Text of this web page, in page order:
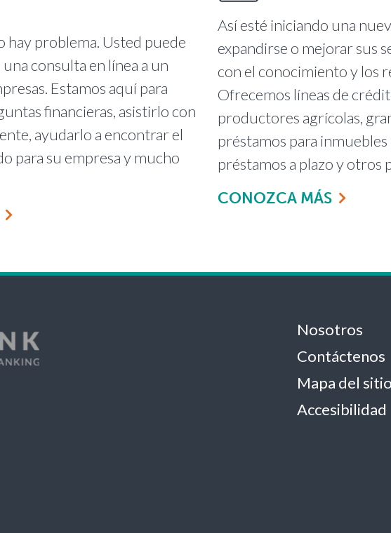
hay problema. Usted puede
consulta en línea a un
Estamos aquí para
financieras, asistirlo con
ayudarlo a encontrar el
para su empresa y mucho
Así esté iniciando una
expandirse o mejorar sus
con el conocimiento y los
Ofrecemos líneas de
productores agrícolas,
préstamos para
préstamos a plazo y otros
CONOZCA MÁS
Nosotros
Contáctenos
Mapa del sitio
Accesibilidad